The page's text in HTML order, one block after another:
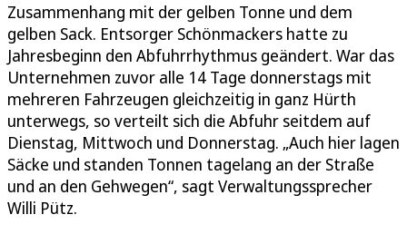
Zusammenhang mit der gelben Tonne und dem
gelben Sack. Entsorger Schönmackers hatte zu
Jahresbeginn den Abfuhrrhythmus geändert. War das
Unternehmen zuvor alle 14 Tage donnerstags mit
mehreren Fahrzeugen gleichzeitig in ganz Hürth
unterwegs, so verteilt sich die Abfuhr seitdem auf
Dienstag, Mittwoch und Donnerstag. „Auch hier lagen
Säcke und standen Tonnen tagelang an der Straße
und an den Gehwegen“, sagt Verwaltungssprecher
Willi Pütz.